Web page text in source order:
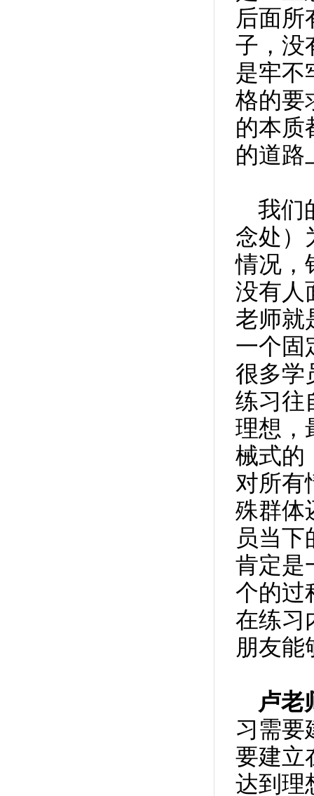
后面所
子，没
是牢不
格的要
的本质
的道路
我们
念处）
情况 ，
没有人
老师就
一个固
很多学
练习往
理想，
械式的
对所有
殊群体
员当
肯定是
个的过
在练习
朋友能
卢老
习需要
要建立
达到理